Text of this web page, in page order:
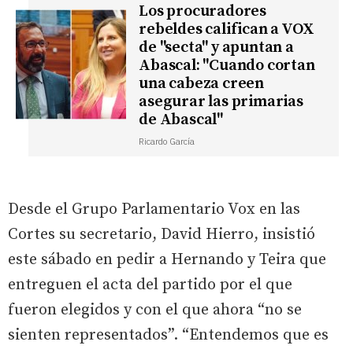
Los procuradores
rebeldes califican a VOX
de "secta" y apuntan a
Abascal: "Cuando cortan
una cabeza creen
asegurar las primarias
de Abascal"
Ricardo García
Desde el Grupo Parlamentario Vox en las
Cortes su secretario, David Hierro, insistió
este sábado en pedir a Hernando y Teira que
entreguen el acta del partido por el que
fueron elegidos y con el que ahora “no se
sienten representados”. “Entendemos que es